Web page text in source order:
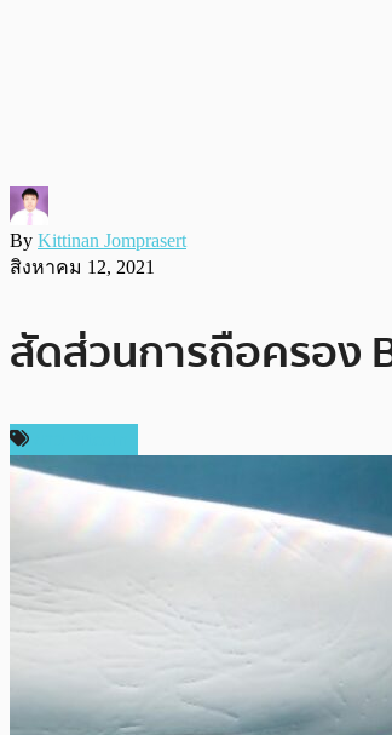
By Kittinan Jomprasert
สิงหาคม 12, 2021
สัดส่วนการถือครอง